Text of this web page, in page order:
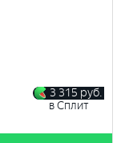
3 315 руб.
в Сплит